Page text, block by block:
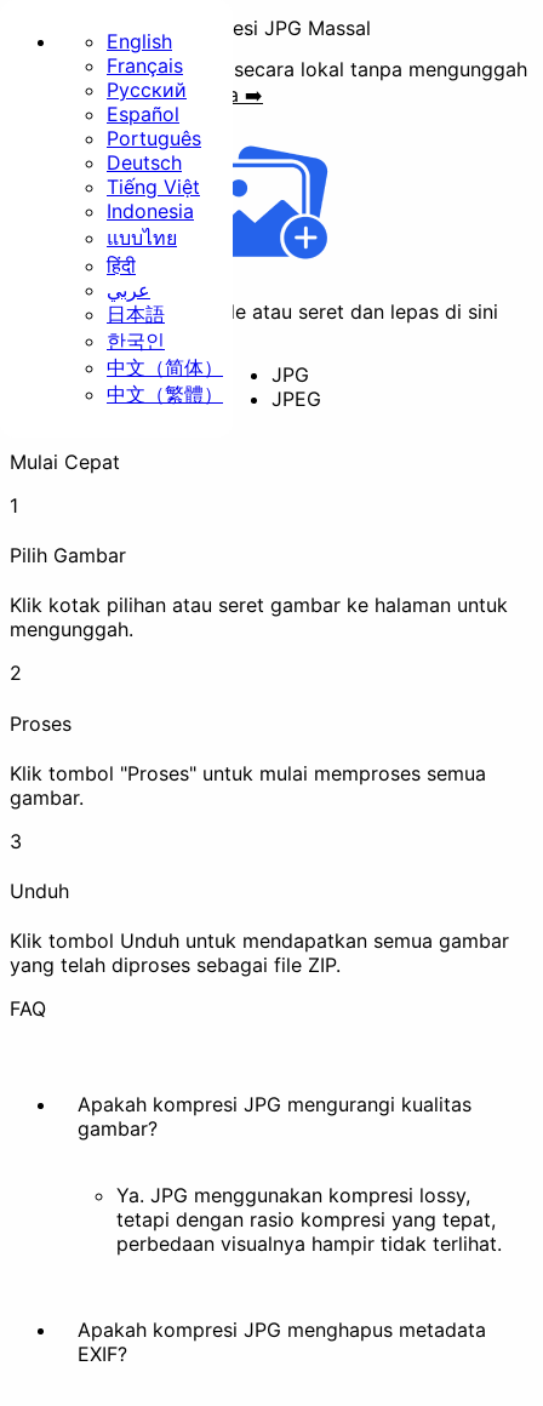
Beranda
Ubah Ukuran Potong
Keamanan
Sensor
Tingkatkan
Buat Animasi Ekstrak
Kompresi JPG Massal
Perkecil ukuran file JPG secara lokal tanpa mengunggah
ke server. Format lainnya ➡️
Klik untuk memilih file atau seret dan lepas di sini
JPG
JPEG
Mulai Cepat
1
Pilih Gambar
Klik kotak pilihan atau seret gambar ke halaman untuk
mengunggah.
2
Proses
Klik tombol "Proses" untuk mulai memproses semua
gambar.
3
Unduh
Klik tombol Unduh untuk mendapatkan semua gambar
yang telah diproses sebagai file ZIP.
FAQ
Apakah kompresi JPG mengurangi kualitas
gambar?
Ya. JPG menggunakan kompresi lossy,
tetapi dengan rasio kompresi yang tepat,
perbedaan visualnya hampir tidak terlihat.
Apakah kompresi JPG menghapus metadata
EXIF?
English
Français
Русский
Español
Português
Deutsch
Tiếng Việt
Indonesia
แบบไทย
हिंदी
عربي
日本語
한국인
中文（简体）
中文（繁體）